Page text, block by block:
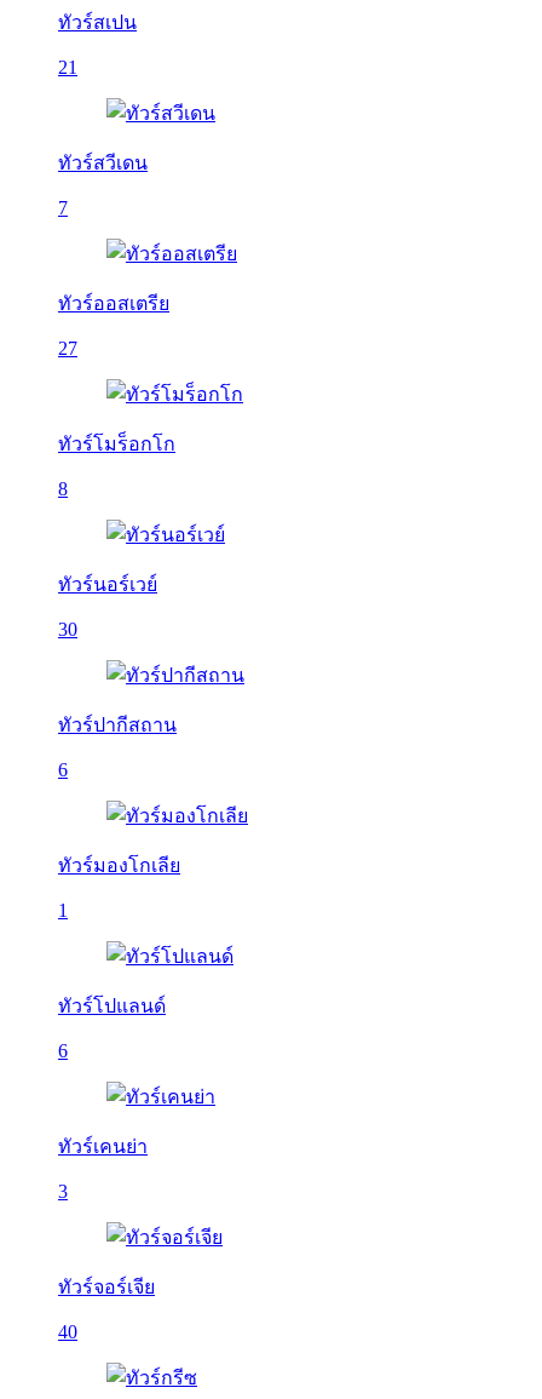
ทัวร์สเปน
21
ทัวร์สวีเดน
7
ทัวร์ออสเตรีย
27
ทัวร์โมร็อกโก
8
ทัวร์นอร์เวย์
30
ทัวร์ปากีสถาน
6
ทัวร์มองโกเลีย
1
ทัวร์โปแลนด์
6
ทัวร์เคนย่า
3
ทัวร์จอร์เจีย
40